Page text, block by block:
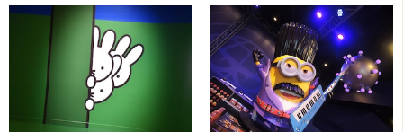
・2009年1月1日(木祝)～12日(月祝)
和楽器ライブ、伝統遊び、新春かるたクイズラリーな
→詳しくはこちら の「イベント」から。